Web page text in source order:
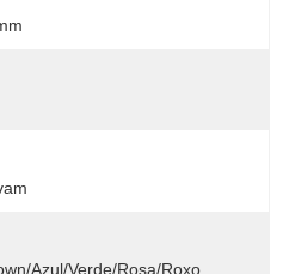
azul/verde/rosa/roxo